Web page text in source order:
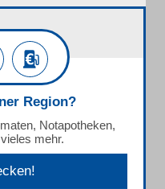
Region?
Notapotheken,
mehr.